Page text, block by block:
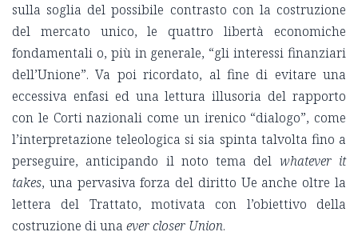
sulla soglia del possibile contrasto con la costruzione
del mercato unico, le quattro libertà economiche
fondamentali o, più in generale, “gli interessi finanziari
dell’Unione”. Va poi ricordato, al fine di evitare una
eccessiva enfasi ed una lettura illusoria del rapporto
con le Corti nazionali come un irenico “dialogo”, come
l’interpretazione teleologica si sia spinta talvolta fino a
perseguire, anticipando il noto tema del whatever it
takes, una pervasiva forza del diritto Ue anche oltre la
lettera del Trattato, motivata con l’obiettivo della
costruzione di una ever closer Union.